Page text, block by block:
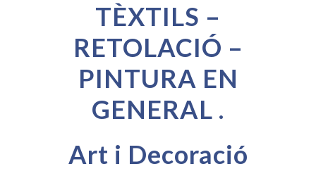
TÈXTILS –
RETOLACIÓ –
PINTURA EN
GENERAL .
Art i Decoració